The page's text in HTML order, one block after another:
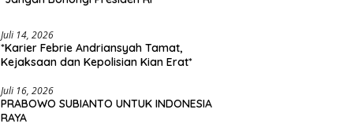
Juli 14, 2026
*Karier Febrie Andriansyah Tamat,
Kejaksaan dan Kepolisian Kian Erat*
Juli 16, 2026
PRABOWO SUBIANTO UNTUK INDONESIA
RAYA